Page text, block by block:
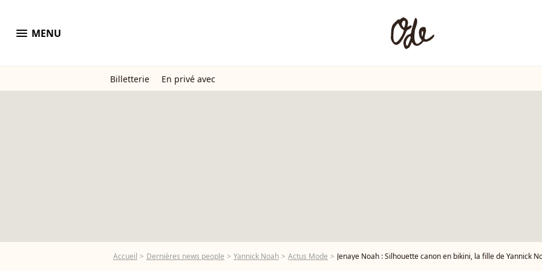
menu MENU
Billetterie En privé avec
Accueil Dernières news people Yannick Noah Actus Mode Jenaye Noah : Silhouette canon en bikini, la fille de Yannick